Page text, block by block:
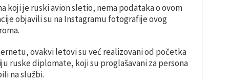
koji je ruski avion sletio, nema podataka o ovom
objavili su na Instagramu fotografije ovog
ovakvi letovi su već realizovani od početka
ruske diplomate, koji su proglašavani za persona
na službi.